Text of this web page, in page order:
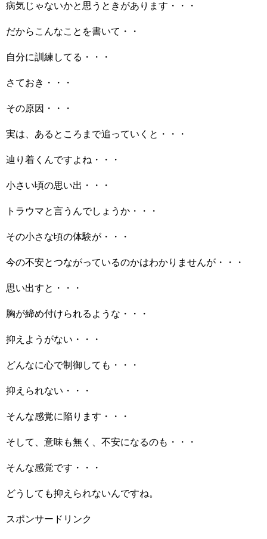
病気じゃないかと思うときがあります・・・
だからこんなことを書いて・・
自分に訓練してる・・・
さておき・・・
その原因・・・
実は、あるところまで追っていくと・・・
辿り着くんですよね・・・
小さい頃の思い出・・・
トラウマと言うんでしょうか・・・
その小さな頃の体験が・・・
今の不安とつながっているのかはわかりませんが・・・
思い出すと・・・
胸が締め付けられるような・・・
抑えようがない・・・
どんなに心で制御しても・・・
抑えられない・・・
そんな感覚に陥ります・・・
そして、意味も無く、不安になるのも・・・
そんな感覚です・・・
どうしても抑えられないんですね。
スポンサードリンク